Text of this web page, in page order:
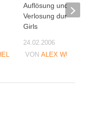
Auflösung und
Verlosung durch die
Girls
24.02.2006
VONALEX WUNSCHEL